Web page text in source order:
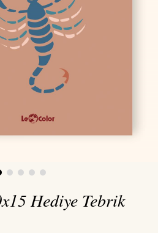
Hediye Tebrik